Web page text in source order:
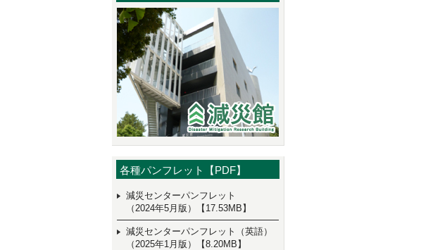
各種パンフレット【PDF】
減災センターパンフレット
（2024年5月版）【17.53MB】
減災センターパンフレット（英語）
（2025年1月版）【8.20MB】